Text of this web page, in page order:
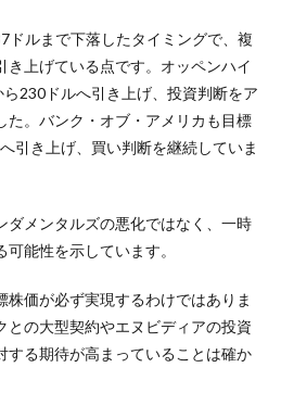
ドルまで下落したタイミングで、複
き上げている点です。オッペンハイ
230ドルへ引き上げ、投資判断をア
た。バンク・オブ・アメリカも目標
引き上げ、買い判断を継続していま
ダメンタルズの悪化ではなく、一時
能性を示しています。
株価が必ず実現するわけではありま
との大型契約やエヌビディアの投資
する期待が高まっていることは確か